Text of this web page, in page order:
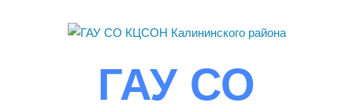
ГАУ СО